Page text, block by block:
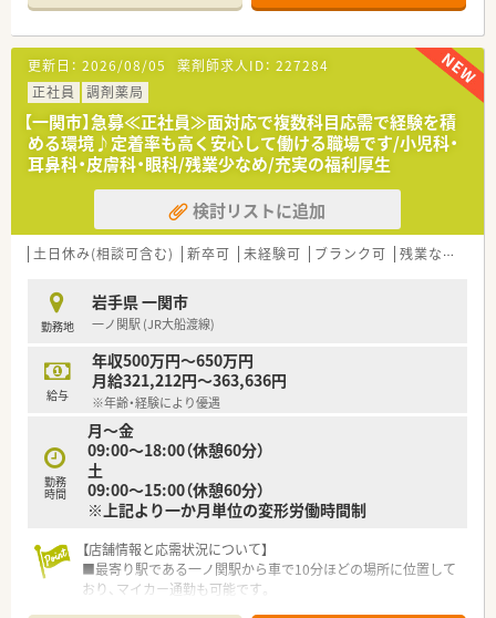
【店舗情報と応需状況について】
■JR大船渡線の陸中門崎駅から車で10分ほどの国道284号線沿
いに位置し日差しが入りやすい明るい薬局です。
■近隣医療機関から内科や小児科や消化器科などの処方箋を1日
あたり約80枚応需し地域医療に貢献しております。
■現在は常勤薬剤師2名と派遣薬剤師1名に加えて医療事務スタ
ッフ2名が在籍しており手厚い人員配置体制です。
【法人特徴について】
■岩手県に本社を置き県内に20店舗以上を展開する地域に密着
した地場チェーンの優良薬局企業でございます。
■平均年齢は37歳と若い世代が活躍しており一人ひとりのライ
フプランに寄り添う社員思いの社風が根付いています。
面談を通じて個々の成長を正当に評価しています。
【こんな方が活躍中】
■患者様一人ひとりと誠実に向き合い明るいコミュニケーショ
ンを心がけて業務に取り組む方が活躍しています。
■自分のキャリアビジョンを明確に持ちステップアップを目指
して目標へ努力を重ねる薬剤師が在籍しています。
■幅広い疾患の処方箋に触れながら高度な専門知識を吸収して
地域医療に貢献したい人がイキイキ働いています。
更新日： 2026/08/05 薬剤師求人ID： 227284
正社員
調剤薬局
【一関市】急募≪正社員≫面対応で複数科目応需で経験を積
める環境♪定着率も高く安心して働ける職場です/小児科・
耳鼻科・皮膚科・眼科/残業少なめ/充実の福利厚生
検討リストに追加
土日休み(相談可含む) 新卒可 未経験可 ブランク可 残業なし(ほぼなし含む)
勤務地
岩手県 一関市
一ノ関駅 (JR大船渡線)
給与
年収500万円～650万円
月給321,212円～363,636円
※年齢・経験により優遇
勤務
時間
月〜金
09:00〜18:00（休憩60分）
土
09:00〜15:00（休憩60分）
※上記より一か月単位の変形労働時間制
【店舗情報と応需状況について】
■最寄り駅である一ノ関駅から車で10分ほどの場所に位置して
おり、マイカー通勤も可能です。